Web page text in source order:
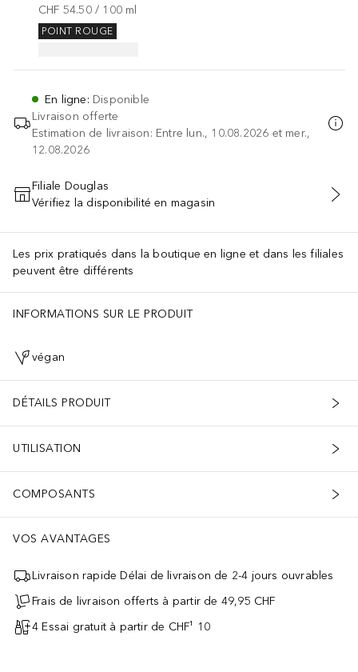
CHF 54.50 / 100 ml
POINT ROUGE
En ligne: Disponible
Livraison offerte
Estimation de livraison: Entre lun., 10.08.2026 et mer.,
12.08.2026
AJOUTER AU PANIER
Filiale Douglas
Vérifiez la disponibilité en magasin
Les prix pratiqués dans la boutique en ligne et dans les filiales
peuvent être différents
INFORMATIONS SUR LE PRODUIT
végan
DÉTAILS PRODUIT
UTILISATION
COMPOSANTS
VOS AVANTAGES
Livraison rapide Délai de livraison de 2-4 jours ouvrables
Frais de livraison offerts à partir de 49,95 CHF
4 Essai gratuit à partir de CHF¹ 10